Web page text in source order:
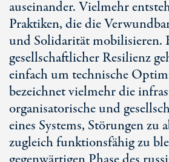
auseinander. Vielmehr
Praktiken, die die
und Solidarität mobilisieren.
gesellschaftlicher Resilienz
einfach um technische
bezeichnet vielmehr die
organisatorische und
eines Systems, Störungen zu
zugleich funktionsfähig zu